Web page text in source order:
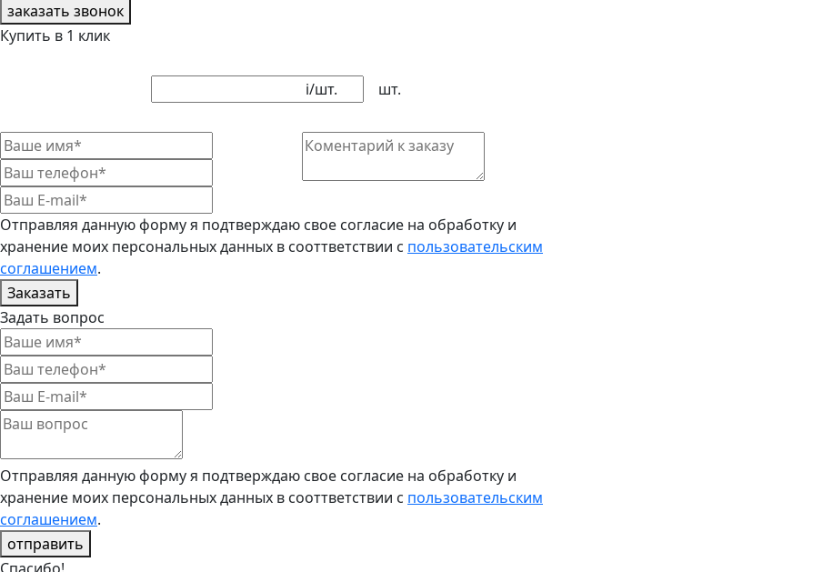
заказать звонок
Купить в 1 клик
шт.
i/шт.
Отправляя данную форму я подтверждаю свое согласие на обработку и
хранение моих персональных данных в сооттветствии с пользовательским
соглашением.
Заказать
Задать вопрос
Отправляя данную форму я подтверждаю свое согласие на обработку и
хранение моих персональных данных в сооттветствии с пользовательским
соглашением.
отправить